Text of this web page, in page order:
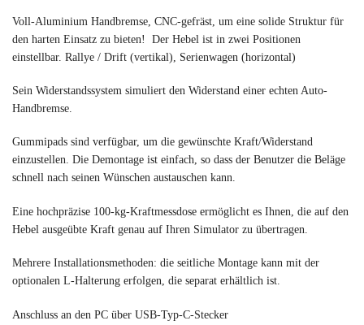
Voll-Aluminium Handbremse, CNC-gefräst, um eine solide Struktur für
den harten Einsatz zu bieten! Der Hebel ist in zwei Positionen
einstellbar. Rallye / Drift (vertikal), Serienwagen (horizontal)
Sein Widerstandssystem simuliert den Widerstand einer echten Auto-
Handbremse.
Gummipads sind verfügbar, um die gewünschte Kraft/Widerstand
einzustellen. Die Demontage ist einfach, so dass der Benutzer die Beläge
schnell nach seinen Wünschen austauschen kann.
Eine hochpräzise 100-kg-Kraftmessdose ermöglicht es Ihnen, die auf den
Hebel ausgeübte Kraft genau auf Ihren Simulator zu übertragen.
Mehrere Installationsmethoden: die seitliche Montage kann mit der
optionalen L-Halterung erfolgen, die separat erhältlich ist.
Anschluss an den PC über USB-Typ-C-Stecker